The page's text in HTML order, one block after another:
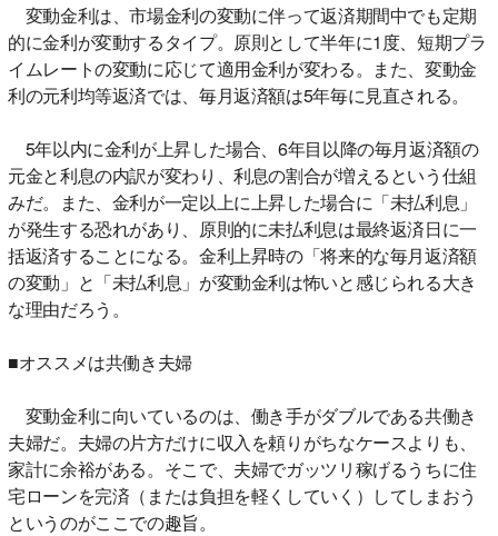
変動金利は、市場金利の変動に伴って返済期間中でも定期
的に金利が変動するタイプ。原則として半年に1度、短期プラ
イムレートの変動に応じて適用金利が変わる。また、変動金
利の元利均等返済では、毎月返済額は5年毎に見直される。
5年以内に金利が上昇した場合、6年目以降の毎月返済額の
元金と利息の内訳が変わり、利息の割合が増えるという仕組
みだ。また、金利が一定以上に上昇した場合に「未払利息」
が発生する恐れがあり、原則的に未払利息は最終返済日に一
括返済することになる。金利上昇時の「将来的な毎月返済額
の変動」と「未払利息」が変動金利は怖いと感じられる大き
な理由だろう。
■オススメは共働き夫婦
変動金利に向いているのは、働き手がダブルである共働き
夫婦だ。夫婦の片方だけに収入を頼りがちなケースよりも、
家計に余裕がある。そこで、夫婦でガッツリ稼げるうちに住
宅ローンを完済（または負担を軽くしていく）してしまおう
というのがここでの趣旨。